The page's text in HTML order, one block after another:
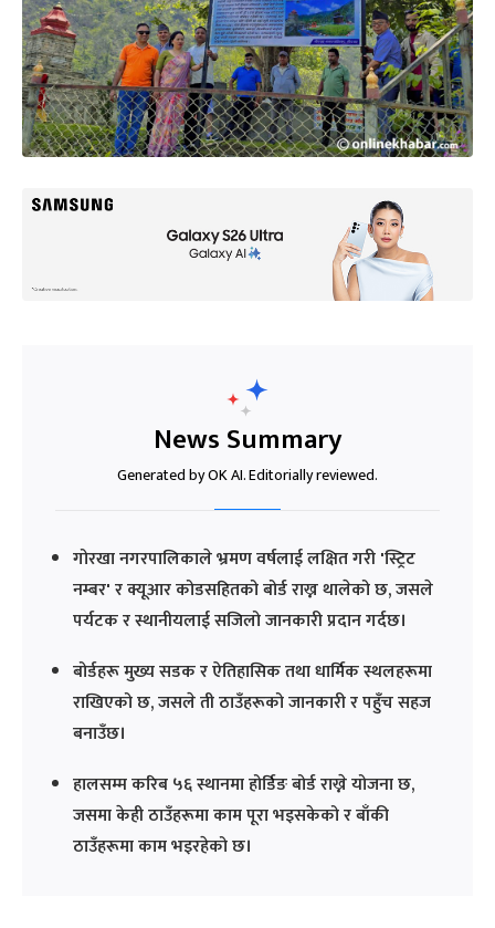
News Summary
Generated by OK AI. Editorially reviewed.
गोरखा नगरपालिकाले भ्रमण वर्षलाई लक्षित गरी 'स्ट्रिट
नम्बर' र क्यूआर कोडसहितको बोर्ड राख्न थालेको छ, जसले
पर्यटक र स्थानीयलाई सजिलो जानकारी प्रदान गर्दछ।
बोर्डहरू मुख्य सडक र ऐतिहासिक तथा धार्मिक स्थलहरूमा
राखिएको छ, जसले ती ठाउँहरूको जानकारी र पहुँच सहज
बनाउँछ।
हालसम्म करिब ५६ स्थानमा होर्डिङ बोर्ड राख्ने योजना छ,
जसमा केही ठाउँहरूमा काम पूरा भइसकेको र बाँकी
ठाउँहरूमा काम भइरहेको छ।